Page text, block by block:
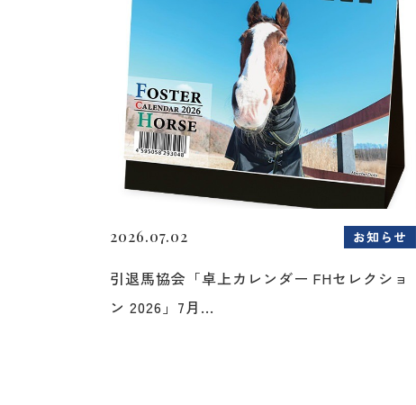
2026.07.02 お知らせ
引退馬協会「卓上カレンダー FHセレクショ
ン 2026」7月...